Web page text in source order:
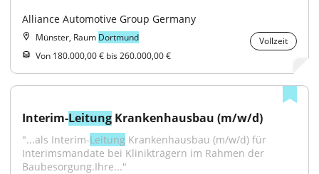
Alliance Automotive Group Germany
Münster, Raum Dortmund
Vollzeit
Von 180.000,00 € bis 260.000,00 €
Interim-Leitung Krankenhausbau (m/w/d)
"...als Interim-Leitung Krankenhausbau (m/w/d) für
Interimsmandate bei Klinikträgern im Rahmen der
Baubesorgung.Ihre..."